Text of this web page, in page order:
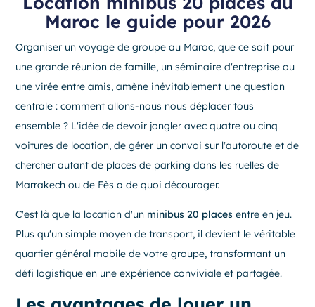
Maroc le guide pour 2026
Organiser un voyage de groupe au Maroc, que ce soit pour
une grande réunion de famille, un séminaire d'entreprise ou
une virée entre amis, amène inévitablement une question
centrale : comment allons-nous nous déplacer tous
ensemble ? L'idée de devoir jongler avec quatre ou cinq
voitures de location, de gérer un convoi sur l'autoroute et de
chercher autant de places de parking dans les ruelles de
Marrakech ou de Fès a de quoi décourager.
C'est là que la location d'un minibus 20 places entre en jeu.
Plus qu'un simple moyen de transport, il devient le véritable
quartier général mobile de votre groupe, transformant un
défi logistique en une expérience conviviale et partagée.